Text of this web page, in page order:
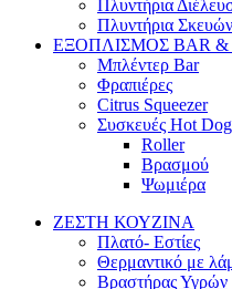
Πλυντήρια
Πλυντήρια
ΕΞΟΠΛΙΣΜΟΣ BAR &
Μπλέντερ Bar
Φραπιέρες
Citrus Squeezer
Συσκευές Hot Dog
Roller
Βρασμού
Ψωμιέρα
ΖΕΣΤΗ ΚΟΥΖΙΝΑ
Πλατό- Εστίες
Θερμαντικό με
Βραστήρας Υγρών